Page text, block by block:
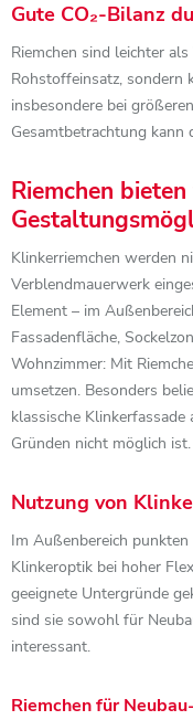
Gute CO₂-Bilanz
Riemchen sind leichter
Rohstoffeinsatz, sondern
insbesondere bei
Gesamtbetrachtung kann
Riemchen
Klinkerriemchen werden
Verblendmauerwerk
Element – im
Fassadenfläche,
Wohnzimmer: Mit
umsetzen. Besonders
klassische
Gründen nicht möglich ist.
Nutzung von
Im Außenbereich
Klinkeroptik bei hoher
geeignete Untergründe
sind sie sowohl für
interessant.
Riemchen für